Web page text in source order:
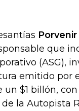
Porvenir
que
(ASG),
emitido por
$1 billón,
la Autopista